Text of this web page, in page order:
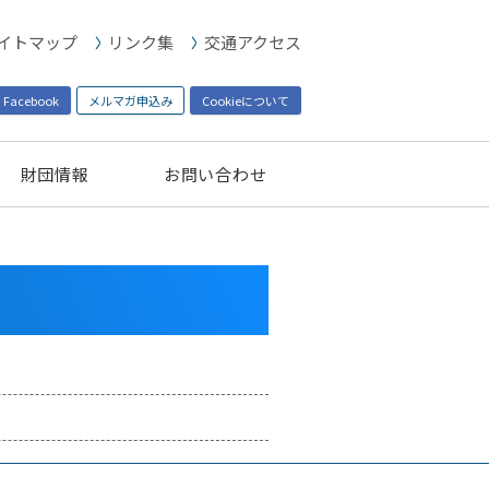
トマップ リンク集 交通アクセス
Facebook メルマガ申込み Cookieについて
財団情報 お問い合わせ